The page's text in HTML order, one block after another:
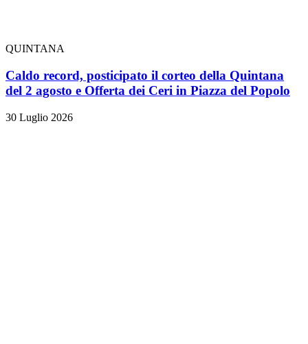
QUINTANA
Caldo record, posticipato il corteo della Quintana
del 2 agosto e Offerta dei Ceri in Piazza del Popolo
30 Luglio 2026